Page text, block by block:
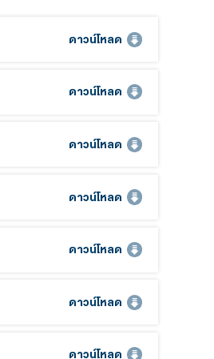
อความสะดวกของท่านในการยืนยันตัว